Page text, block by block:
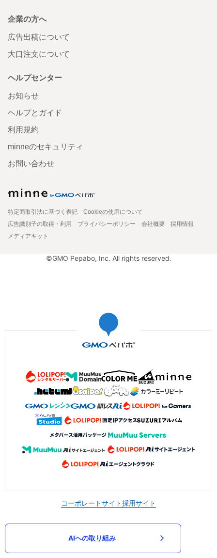
企業の方へ
広告出稿について
大口注文について
ヘルプセンター
お知らせ
ヘルプとガイド
利用規約
minneのセキュリティ
お問い合わせ
特定商取引法に基づく表記
Cookieの使用について
広告識別子の取得・利用
プライバシーポリシー 会社概要
採用情報
メディアキット
©GMO Pepabo, Inc. All rights reserved.
コーポレートサイト採用サイト
AIへの取り組み